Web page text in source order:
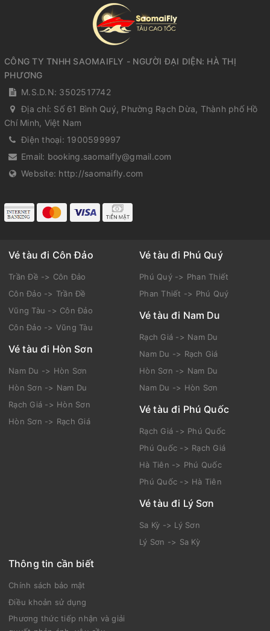
CÔNG TY TNHH SAOMAIFLY - NGƯỜI ĐẠI DIỆN: HÀ THỊ
PHƯƠNG
M.S.D.N: 3502517742
Địa chỉ: Số 61 Bình Quý, Phường Rạch Dừa, Thành phố Hồ
Chí Minh, Việt Nam
Điện thoại: 1900599997
Email: booking.saomaifly@gmail.com
Website: http://saomaifly.com
Vé tàu đi Côn Đảo
Trần Đề -> Côn Đảo
Côn Đảo -> Trần Đề
Vũng Tàu -> Côn Đảo
Côn Đảo -> Vũng Tàu
Vé tàu đi Hòn Sơn
Nam Du -> Hòn Sơn
Hòn Sơn -> Nam Du
Rạch Giá -> Hòn Sơn
Hòn Sơn -> Rạch Giá
Vé tàu đi Phú Quý
Phú Quý -> Phan Thiết
Phan Thiết -> Phú Quý
Vé tàu đi Nam Du
Rạch Giá -> Nam Du
Nam Du -> Rạch Giá
Hòn Sơn -> Nam Du
Nam Du -> Hòn Sơn
Vé tàu đi Phú Quốc
Rạch Giá -> Phú Quốc
Phú Quốc -> Rạch Giá
Hà Tiên -> Phú Quốc
Phú Quốc -> Hà Tiên
Vé tàu đi Lý Sơn
Sa Kỳ -> Lý Sơn
Lý Sơn -> Sa Kỳ
Thông tin cần biết
Chính sách bảo mật
Điều khoản sử dụng
Phương thức tiếp nhận và giải